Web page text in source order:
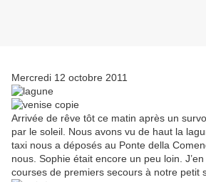
Mercredi 12 octobre 2011
Arrivée de rêve tôt ce matin après un
par le soleil. Nous avons vu de haut la
taxi nous a déposés au Ponte della
nous. Sophie était encore un peu loin.
courses de premiers secours à notre petit